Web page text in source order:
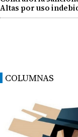
Altas por uso
COLUMNAS